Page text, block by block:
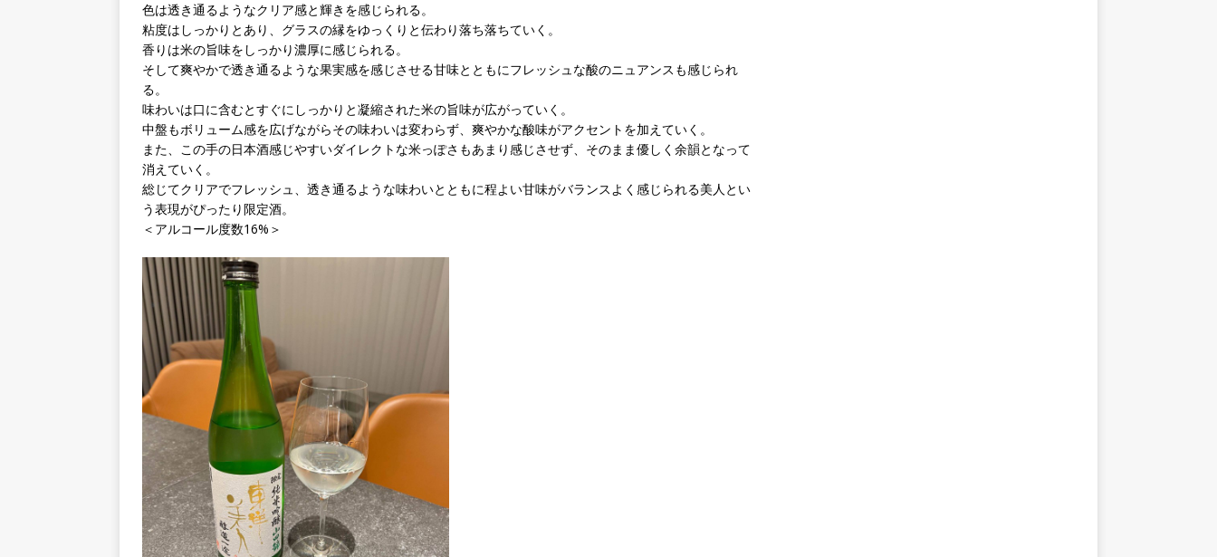
色は透き通るようなクリア感と輝きを感じられる。
粘度はしっかりとあり、グラスの縁をゆっくりと伝わり落ち落ちていく。
香りは米の旨味をしっかり濃厚に感じられる。
そして爽やかで透き通るような果実感を感じさせる甘味とともにフレッシュな酸のニュアンスも感じられ
る。
味わいは口に含むとすぐにしっかりと凝縮された米の旨味が広がっていく。
中盤もボリューム感を広げながらその味わいは変わらず、爽やかな酸味がアクセントを加えていく。
また、この手の日本酒感じやすいダイレクトな米っぽさもあまり感じさせず、そのまま優しく余韻となって
消えていく。
総じてクリアでフレッシュ、透き通るような味わいとともに程よい甘味がバランスよく感じられる美人とい
う表現がぴったり限定酒。
＜アルコール度数16%＞